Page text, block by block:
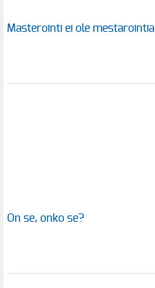
Masterointi ei ole mestarointia
On se, onko se?